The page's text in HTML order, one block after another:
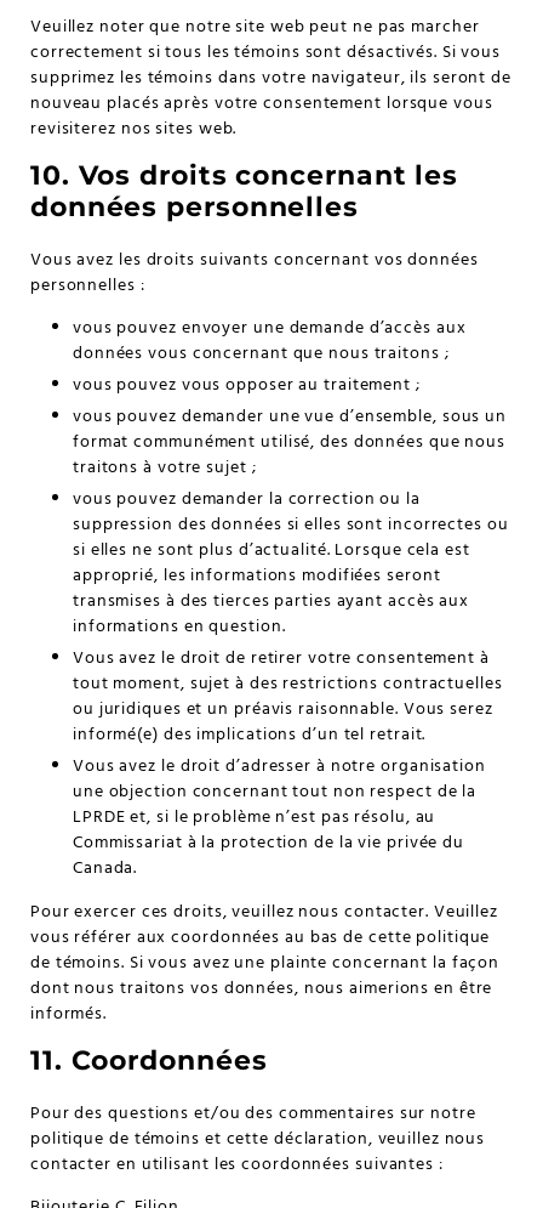
Veuillez noter que notre site web peut ne pas marcher
correctement si tous les témoins sont désactivés. Si vous
supprimez les témoins dans votre navigateur, ils seront de
nouveau placés après votre consentement lorsque vous
revisiterez nos sites web.
10. Vos droits concernant les
données personnelles
Vous avez les droits suivants concernant vos données
personnelles :
vous pouvez envoyer une demande d’accès aux
données vous concernant que nous traitons ;
vous pouvez vous opposer au traitement ;
vous pouvez demander une vue d’ensemble, sous un
format communément utilisé, des données que nous
traitons à votre sujet ;
vous pouvez demander la correction ou la
suppression des données si elles sont incorrectes ou
si elles ne sont plus d’actualité. Lorsque cela est
approprié, les informations modifiées seront
transmises à des tierces parties ayant accès aux
informations en question.
Vous avez le droit de retirer votre consentement à
tout moment, sujet à des restrictions contractuelles
ou juridiques et un préavis raisonnable. Vous serez
informé(e) des implications d’un tel retrait.
Vous avez le droit d’adresser à notre organisation
une objection concernant tout non respect de la
LPRDE et, si le problème n’est pas résolu, au
Commissariat à la protection de la vie privée du
Canada.
Pour exercer ces droits, veuillez nous contacter. Veuillez
vous référer aux coordonnées au bas de cette politique
de témoins. Si vous avez une plainte concernant la façon
dont nous traitons vos données, nous aimerions en être
informés.
11. Coordonnées
Pour des questions et/ou des commentaires sur notre
politique de témoins et cette déclaration, veuillez nous
contacter en utilisant les coordonnées suivantes :